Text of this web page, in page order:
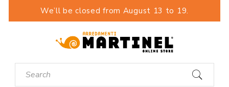
We’ll be closed from August 13 to 19.